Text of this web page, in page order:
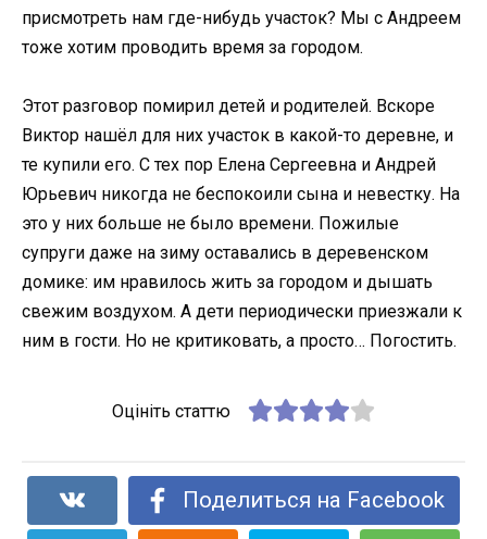
присмотреть нам где-нибудь участок? Мы с Андреем
тоже хотим проводить время за городом.
Этот разговор помирил детей и родителей. Вскоре
Виктор нашёл для них участок в какой-то деревне, и
те купили его. С тех пор Елена Сергеевна и Андрей
Юрьевич никогда не беспокоили сына и невестку. На
это у них больше не было времени. Пожилые
супруги даже на зиму оставались в деревенском
домике: им нравилось жить за городом и дышать
свежим воздухом. А дети периодически приезжали к
ним в гости. Но не критиковать, а просто… Погостить.
Оцініть статтю
Поделиться на Facebook